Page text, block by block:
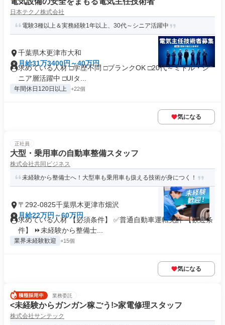
日本テクノ株式会社
電験3種以上＆実務経験1年以上、30代～シニア活躍中
千葉県木更津市大和
月給31万3400円～40万円
求めている人材 □学歴不問 □ブランクOK □20代～ミドル・シ
ニア層活躍中 □UIタ...
年間休日120日以上 +22個
気になる
正社員
大型・乗用車の自動車整備スタッフ
株式会社共同ビジネス
未経験から整備士へ！大型車も乗用車も扱える技術が身につく！
〒292-0825千葉県木更津市畑沢
月給22万円～60万円
求めている人材 【必須条件】 ✅普通自動車運転免許 【歓迎条
件】 ⏩未経験から整備士...
業界未経験歓迎 +15個
気になる
業務委託
<未経験からガンガン稼ごう!>家電修理スタッフ
株式会社サンテック